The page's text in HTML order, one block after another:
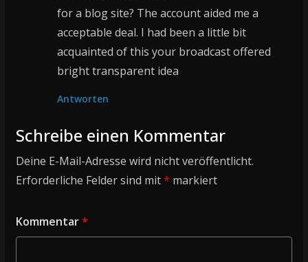
for a blog site? The account aided me a
acceptable deal. I had been a little bit
acquainted of this your broadcast offered
bright transparent idea
Antworten
Schreibe einen Kommentar
Deine E-Mail-Adresse wird nicht veröffentlicht.
Erforderliche Felder sind mit* markiert
Kommentar*